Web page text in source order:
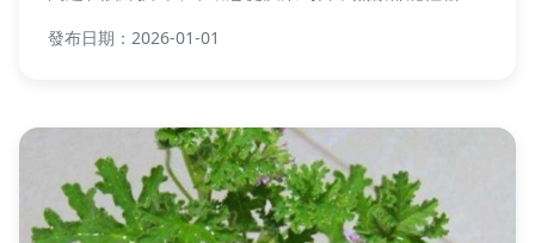
幫助飼主解決所有疑問，讓烏龜生活更豐富。
發布日期：2025-12-25
565次瀏覽
星羅貓全攻略：台北貓咪咖啡廳體驗與實